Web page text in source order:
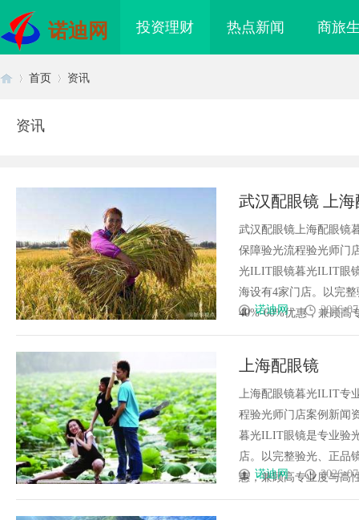
诺迪网 投资理财 热点新闻 商旅
首页 资讯
资讯
武汉配眼镜 上
武汉配眼镜上海配眼镜
保障验光流程验光师门
光ILIT眼镜暮光ILIT眼
海设有4家门店。以完
40%-60%优惠，兼顾高
诺迪网 2026-
上海配眼镜
上海配眼镜暮光ILIT专
程验光师门店案例新闻
暮光ILIT眼镜是专业验
店。以完整验光、正品
惠，兼顾高专业度与高
诺迪网 2026-
万年！久匠量身定制
整张脸的点睛之
的气质加分项
追风影视：引领影视娱乐新时代
方位平台